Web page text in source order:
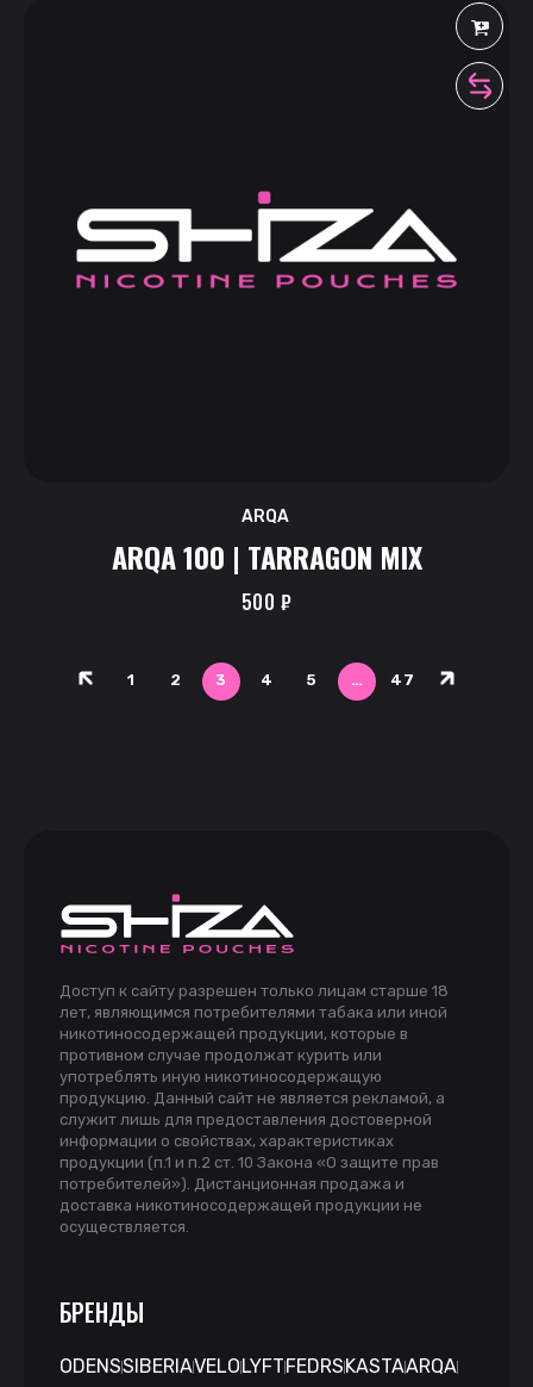
ARQA
ARQA 100 | TARRAGON MIX
500 ₽
1 2 3 4 5 … 47
Доступ к сайту разрешен только лицам старше 18
лет, являющимся потребителями табака или иной
никотиносодержащей продукции, которые в
противном случае продолжат курить или
употреблять иную никотиносодержащую
продукцию. Данный сайт не является рекламой, а
служит лишь для предоставления достоверной
информации о свойствах, характеристиках
продукции (п.1 и п.2 ст. 10 Закона «О защите прав
потребителей»). Дистанционная продажа и
доставка никотиносодержащей продукции не
осуществляется.
БРЕНДЫ
ODENSSIBERIAVELO LYFT FEDRS KASTAARQA